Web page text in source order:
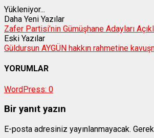
Yükleniyor...
Daha Yeni Yazılar
Zafer Partisi’nin Gümüşhane Adayları
Eski Yazılar
Güldursun AYGÜN hakkın rahmetine
YORUMLAR
WordPress: 0
Bir yanıt yazın
E-posta adresiniz yayınlanmayacak.